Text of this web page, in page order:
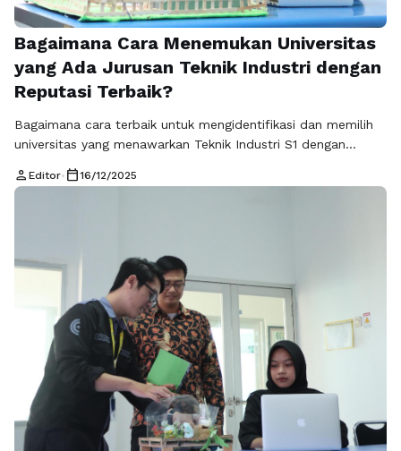
Bagaimana Cara Menemukan Universitas
yang Ada Jurusan Teknik Industri dengan
Reputasi Terbaik?
Bagaimana cara terbaik untuk mengidentifikasi dan memilih
universitas yang menawarkan Teknik Industri S1 dengan
Mengapa reputasi program studi ini sangat menentukan
dan jejaring kerja sama kampus. …
person Editor• calendar_today16/12/2025